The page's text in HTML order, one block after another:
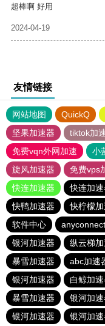
超棒啊 好用
2024-04-19
友情链接
网站地图 QuickQ
坚果加速器
tiktok加
免费vqn外网加速
小
旋风加速器
免费vps
快连加速器
快连加
快鸭加速器
快柠檬
软件中心
anyconnect
银河加速器
纵云梯
暴雪加速器
abc加速
银河加速器
白鲸加速
暴雪加速器
银河加速
银河加速器
银河加速